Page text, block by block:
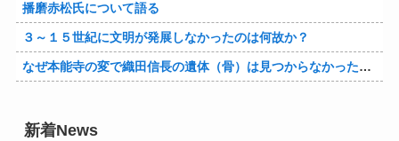
播磨赤松氏について語る
３～１５世紀に文明が発展しなかったのは何故か？
なぜ本能寺の変で織田信長の遺体（骨）は見つからなかったのか
新着News